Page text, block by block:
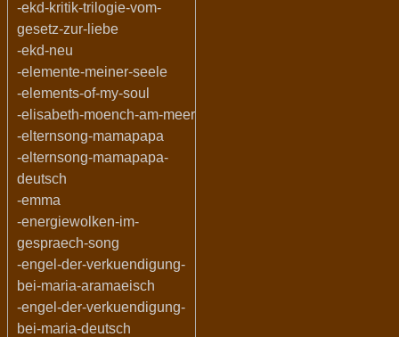
-ekd-kritik-trilogie-vom-
gesetz-zur-liebe
-ekd-neu
-elemente-meiner-seele
-elements-of-my-soul
-elisabeth-moench-am-meer
-elternsong-mamapapa
-elternsong-mamapapa-
deutsch
-emma
-energiewolken-im-
gespraech-song
-engel-der-verkuendigung-
bei-maria-aramaeisch
-engel-der-verkuendigung-
bei-maria-deutsch